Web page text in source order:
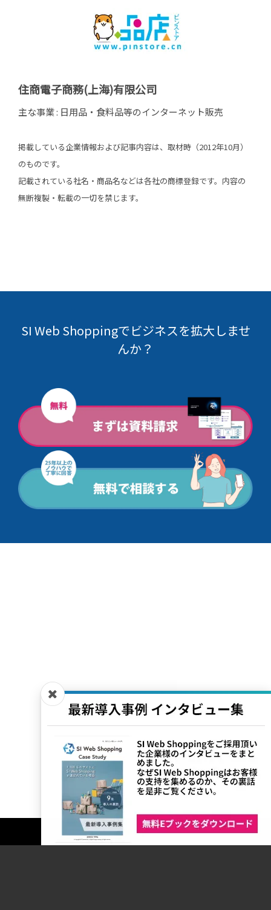
住商電子商務(上海)有限公司
主な事業 : 日用品・食料品等のインターネット販売
掲載している企業情報および記事内容は、取材時（2012年10月）
のものです。
記載されている社名・商品名などは各社の商標登録です。内容の
無断複製・転載の一切を禁じます。
SI Web Shoppingでビジネスを拡大しませ
んか？